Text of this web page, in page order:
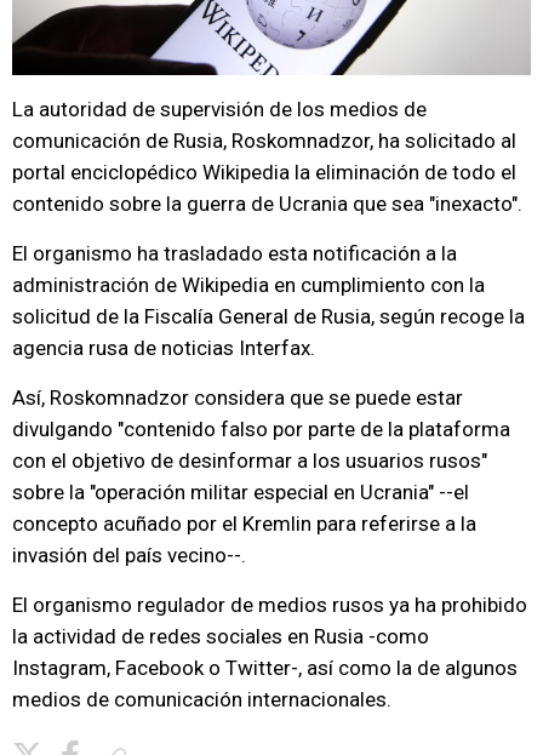
La autoridad de supervisión de los medios de
comunicación de Rusia, Roskomnadzor, ha solicitado al
portal enciclopédico Wikipedia la eliminación de todo el
contenido sobre la guerra de Ucrania que sea "inexacto".
El organismo ha trasladado esta notificación a la
administración de Wikipedia en cumplimiento con la
solicitud de la Fiscalía General de Rusia, según recoge la
agencia rusa de noticias Interfax.
Así, Roskomnadzor considera que se puede estar
divulgando "contenido falso por parte de la plataforma
con el objetivo de desinformar a los usuarios rusos"
sobre la "operación militar especial en Ucrania" --el
concepto acuñado por el Kremlin para referirse a la
invasión del país vecino--.
El organismo regulador de medios rusos ya ha prohibido
la actividad de redes sociales en Rusia -como
Instagram, Facebook o Twitter-, así como la de algunos
medios de comunicación internacionales.